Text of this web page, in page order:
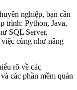
nghiệp, bạn cần
trình: Python, Java,
SQL Server,
cũng như nâng
rõ về các
các phần mềm quản